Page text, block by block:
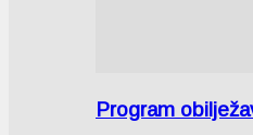
Program